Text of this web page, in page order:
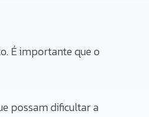
É importante que o
possam dificultar a